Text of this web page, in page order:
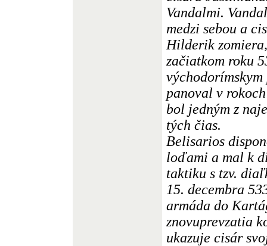
Vandalmi.
medzi sebou a
Hilderik
začiatkom roku
panoval v
bol jedným z
tých čias.
Belisarios
loďami a mal k
taktiku s tzv.
15. decembra
armáda do
znovuprevzatia
ukazuje cisár